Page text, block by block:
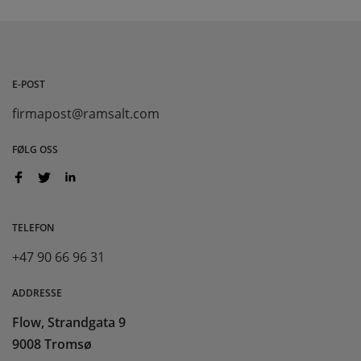
E-POST
firmapost@ramsalt.com
FØLG OSS
TELEFON
+47 90 66 96 31
ADDRESSE
Flow, Strandgata 9
9008 Tromsø